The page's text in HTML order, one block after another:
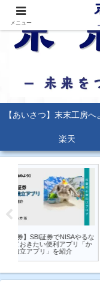
【あいさつ】末末工房へ
楽天
やるな
プリ「か
【仕組預金】高
ど』・・・「仕
おすすめしない
メニュー